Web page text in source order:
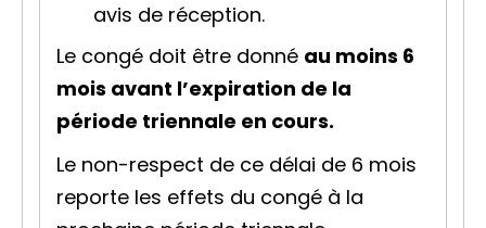
avis de réception.
Le congé doit être donné au moins 6
mois avant l’expiration de la
période triennale en cours.
Le non-respect de ce délai de 6 mois
reporte les effets du congé à la